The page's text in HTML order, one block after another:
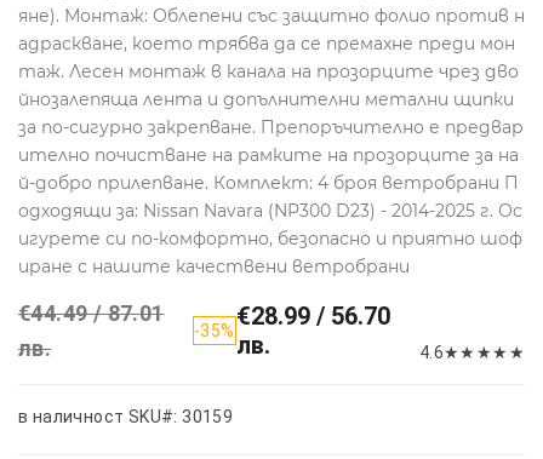
яне). Монтаж: Облепени със защитно фолио против н
адраскване, което трябва да се премахне преди мон
таж. Лесен монтаж в канала на прозорците чрез дво
йнозалепяща лента и допълнителни метални щипки
за по-сигурно закрепване. Препоръчително е предвар
ително почистване на рамките на прозорците за на
й-добро прилепване. Комплект: 4 броя ветробрани П
одходящи за: Nissan Navara (NP300 D23) - 2014-2025 г. Ос
игурете си по-комфортно, безопасно и приятно шоф
иране с нашите качествени ветробрани
€44.49 / 87.01
лв.
-35%€28.99 / 56.70
лв.
4.6★★ ★★ ★
в наличност SKU#: 30159